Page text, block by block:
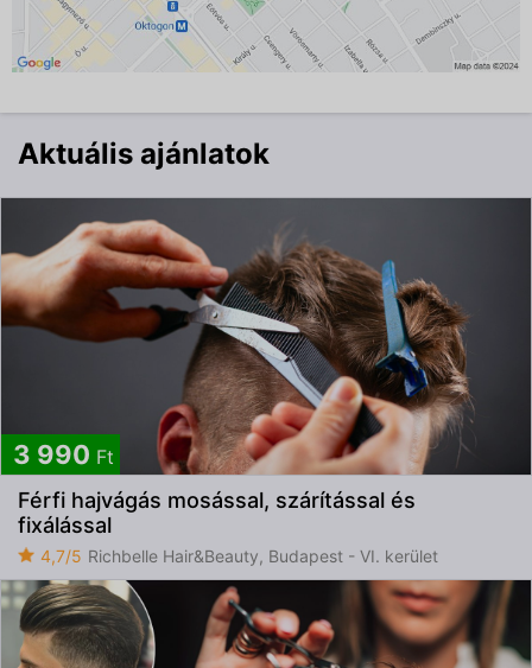
Aktuális ajánlatok
3 990 Ft
Férfi hajvágás mosással, szárítással és
fixálással
4,7/5 Richbelle Hair&Beauty, Budapest - VI. kerület